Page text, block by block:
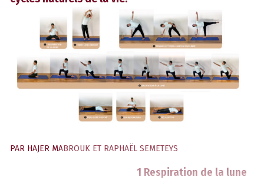
PAR HAJER MABROUK ET RAPHAËL SEMETEYS
1 Respiration de la lune